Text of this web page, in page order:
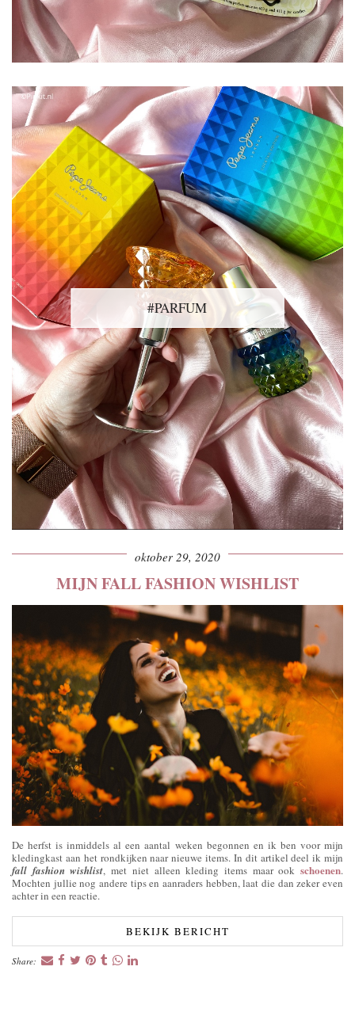
#PARFUM
oktober 29, 2020
MIJN FALL FASHION WISHLIST
De herfst is inmiddels al een aantal weken begonnen en ik ben voor mijn
kledingkast aan het rondkijken naar nieuwe items. In dit artikel deel ik mijn
fall fashion wishlist, met niet alleen kleding items maar ookschoenen.
Mochten jullie nog andere tips en aanraders hebben, laat die dan zeker even
achter in een reactie.
BEKIJK BERICHT
Share: